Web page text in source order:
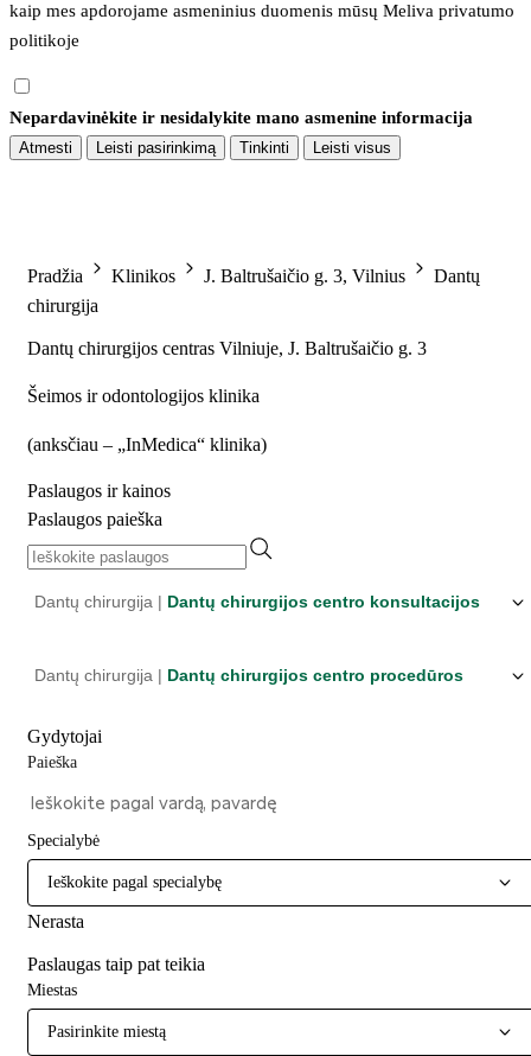
kaip mes apdorojame asmeninius duomenis mūsų Meliva privatumo
politikoje
Nepardavinėkite ir nesidalykite mano asmenine informacija
Atmesti Leisti pasirinkimą Tinkinti Leisti visus
Pradžia Klinikos J. Baltrušaičio g. 3, Vilnius
Dantų
chirurgija
Dantų chirurgijos centras Vilniuje, J. Baltrušaičio g. 3
Šeimos ir odontologijos klinika
(anksčiau – „InMedica“ klinika)
Paslaugos ir kainos
Paslaugos paieška
Dantų chirurgija | Dantų chirurgijos centro konsultacijos
Dantų chirurgija | Dantų chirurgijos centro procedūros
Gydytojai
Paieška
Specialybė
Ieškokite pagal specialybę
Nerasta
Paslaugas taip pat teikia
Miestas
Pasirinkite miestą